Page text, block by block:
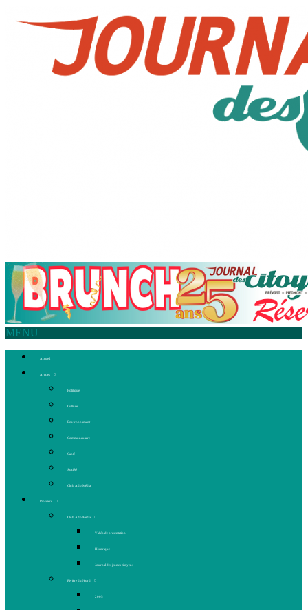
MENU
Accueil
Articles
Politique
Culture
Environnement
Communautaire
Santé
Société
Club Ado Média
Dossiers
Club Ado Média
Vidéo de présentation
Historique
Journal des jeunes citoyens
Rivière du Nord
2005